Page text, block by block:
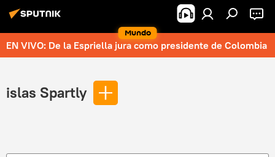
Mundo
EN VIVO: De la Espriella jura como presidente de Colombia
islas Spartly